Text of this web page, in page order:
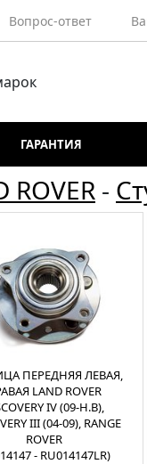
Вопрос-ответ
ГАРАНТИЯ
ROVER -
ПЕРЕДНЯЯ ЛЕВАЯ,
LAND ROVER
IV (09-Н.В),
III (04-09), RANGE
ROVER
- RU014147LR)